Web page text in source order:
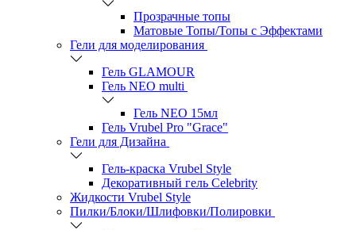
Прозрачные топы
Матовые Топы/Топы с Эффектами
Гели для моделирования
Гель GLAMOUR
Гель NEO multi
Гель NEO 15мл
Гель Vrubel Pro "Grace"
Гели для Дизайна
Гель-краска Vrubel Style
Декоративный гель Celebrity
Жидкости Vrubel Style
Пилки/Блоки/Шлифовки/Полировки